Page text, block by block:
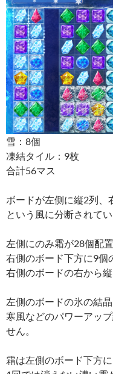
雪：8個
凍結タイル：9枚
合計56マス
ボードが左側に縦2列、
という風に分断されてい
左側にのみ霜が28個配置
右側のボード下方に9個
右側のボードの右から縦
左側のボードの氷の結
寒風などのパワーアッ
せん。
霜は左側のボード下方に